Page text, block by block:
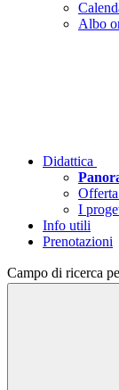
Albo
Didattica
I
Info utili
Prenotazioni
Campo di ricerca